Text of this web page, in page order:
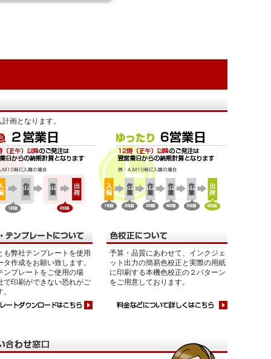
画となります。
も弊社テンプレートを使用
タ作成をお願い致します。
ンプレートをご使用の場
で印刷ができない恐れがご
予算・品質にあわせて、インクジェ
ット出力の簡易色校正と実際の用紙
に印刷する本機色校正の２パターン
をご用意しております。